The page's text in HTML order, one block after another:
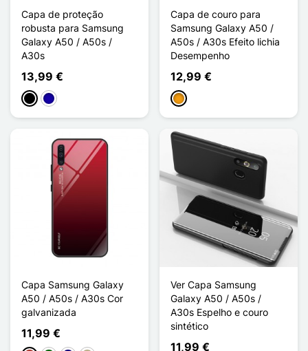
Capa de proteção
robusta para Samsung
Galaxy A50 / A50s /
A30s
13,99 €
PretoAzul Escuro
Capa de couro para
Samsung Galaxy A50 /
A50s / A30s Efeito lichia
Desempenho
12,99 €
Laranja
Capa Samsung Galaxy
A50 / A50s / A30s Cor
galvanizada
11,99 €
Ver Capa Samsung
Galaxy A50 / A50s /
A30s Espelho e couro
sintético
11,99 €